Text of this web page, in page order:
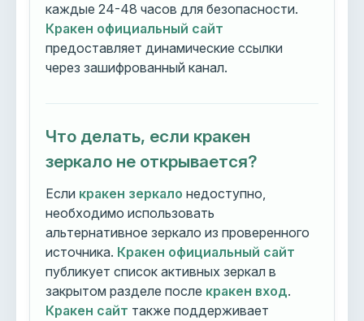
каждые 24-48 часов для безопасности.
Кракен официальный сайт
предоставляет динамические ссылки
через зашифрованный канал.
Что делать, если кракен
зеркало не открывается?
Если кракен зеркало недоступно,
необходимо использовать
альтернативное зеркало из проверенного
источника. Кракен официальный сайт
публикует список активных зеркал в
закрытом разделе после кракен вход.
Кракен сайт также поддерживает